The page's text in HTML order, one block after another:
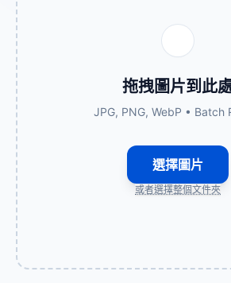
拖拽圖片到此
JPG, PNG, WebP • Batch
選擇圖片
或者選擇整個文件夾